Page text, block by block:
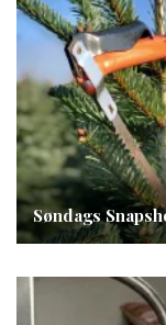
Søndags